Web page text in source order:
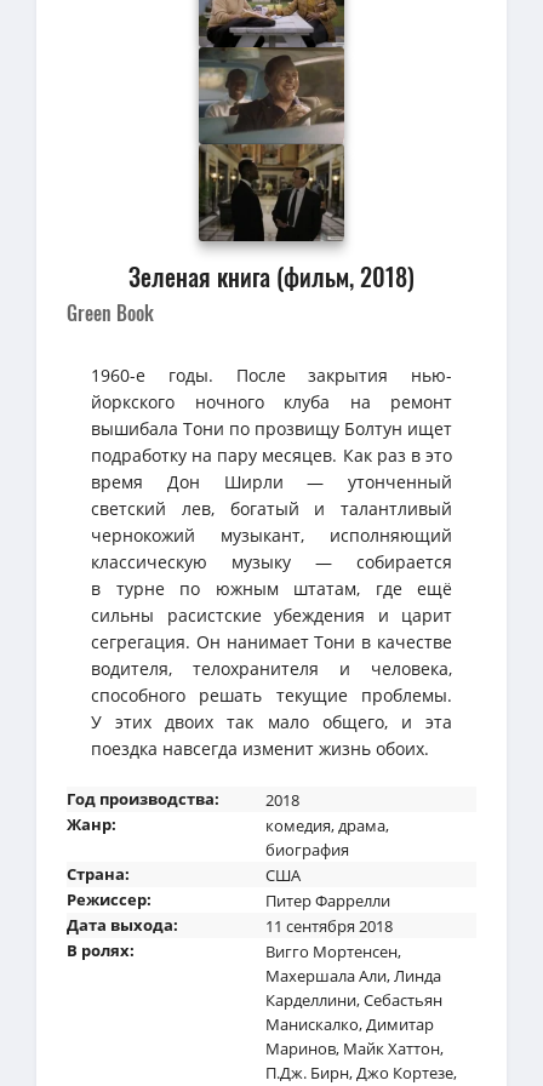
Зеленая книга (фильм, 2018)
Green Book
1960-е годы. После закрытия нью-
йоркского ночного клуба на ремонт
вышибала Тони по прозвищу Болтун ищет
подработку на пару месяцев. Как раз в это
время Дон Ширли — утонченный
светский лев, богатый и талантливый
чернокожий музыкант, исполняющий
классическую музыку — собирается
в турне по южным штатам, где ещё
сильны расистские убеждения и царит
сегрегация. Он нанимает Тони в качестве
водителя, телохранителя и человека,
способного решать текущие проблемы.
У этих двоих так мало общего, и эта
поездка навсегда изменит жизнь обоих.
Год производства:
2018
Жанр:
комедия,драма,
биография
Страна:
США
Режиссер:
Питер Фаррелли
Дата выхода:
11 сентября 2018
В ролях:
Вигго Мортенсен,
Махершала Али,Линда
Карделлини,Себастьян
Манискалко,Димитар
Маринов, Майк Хаттон,
П.Дж. Бирн,Джо Кортезе,